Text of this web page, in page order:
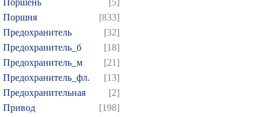
Поршень
[5]
Поршня
[833]
Предохранитель
[32]
Предохранитель_б
[18]
Предохранитель_м
[21]
Предохранитель_фл.
[13]
Предохранительная
[2]
Привод
[198]